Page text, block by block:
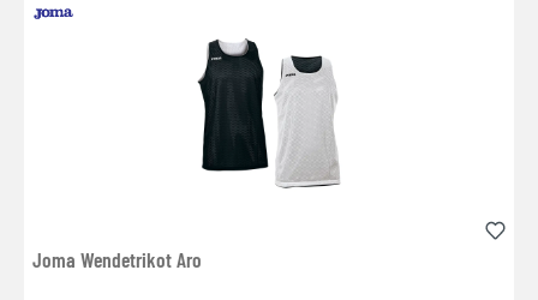
Joma Wendetrikot Aro